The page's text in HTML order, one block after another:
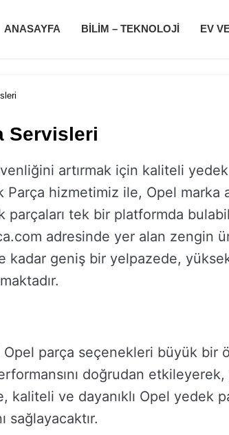
ANASAYFA BILIM – TEKNOLOJI EV
Servisleri
artırmak için kaliteli
hizmetimiz ile, Opel marka
parçaları tek bir platformda
adresinde yer alan zengin
kadar geniş bir yelpazede,
parça seçenekleri büyük bir
doğrudan
kaliteli ve dayanıklı Opel yedek
sağlayacaktır.